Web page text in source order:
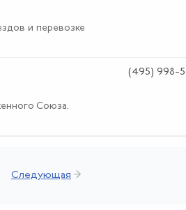
и перевозке
Союза.
(495) 998-
Следующая →